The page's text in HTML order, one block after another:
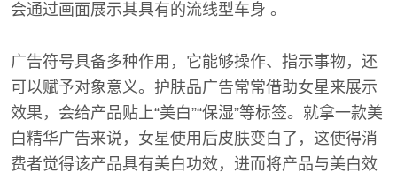
会通过画面展示其具有的流线型车身 。
广告符号具备多种作用，它能够操作、指示事物，还
可以赋予对象意义。护肤品广告常常借助女星来展示
效果，会给产品贴上“美白”“保湿”等标签。就拿一款美
白精华广告来说，女星使用后皮肤变白了，这使得消
费者觉得该产品具有美白功效，进而将产品与美白效